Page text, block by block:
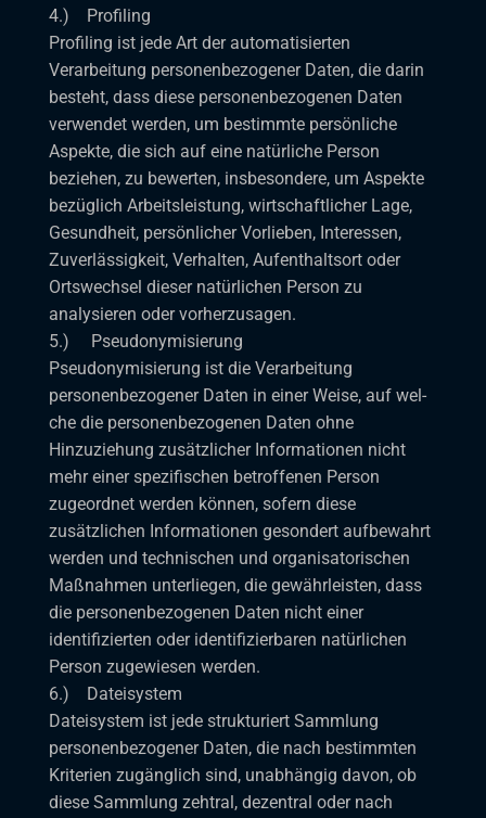
4.) Profiling
Profiling ist jede Art der automatisierten
Verarbeitung personenbezogener Daten, die darin
besteht, dass diese personenbezogenen Daten
verwendet werden, um bestimmte persönliche
Aspekte, die sich auf eine natürliche Person
beziehen, zu bewerten, insbesondere, um Aspekte
bezüglich Arbeitsleistung, wirtschaftlicher Lage,
Gesundheit, persönlicher Vorlieben, Interessen,
Zuverlässigkeit, Verhalten, Aufenthaltsort oder
Ortswechsel dieser natürlichen Person zu
analysieren oder vorherzusagen.
5.) Pseudonymisierung
Pseudonymisierung ist die Verarbeitung
personenbezogener Daten in einer Weise, auf wel-
che die personenbezogenen Daten ohne
Hinzuziehung zusätzlicher Informationen nicht
mehr einer spezifischen betroffenen Person
zugeordnet werden können, sofern diese
zusätzlichen Informationen gesondert aufbewahrt
werden und technischen und organisatorischen
Maßnahmen unterliegen, die gewährleisten, dass
die personenbezogenen Daten nicht einer
identifizierten oder identifizierbaren natürlichen
Person zugewiesen werden.
6.) Dateisystem
Dateisystem ist jede strukturiert Sammlung
personenbezogener Daten, die nach bestimmten
Kriterien zugänglich sind, unabhängig davon, ob
diese Sammlung zehtral, dezentral oder nach